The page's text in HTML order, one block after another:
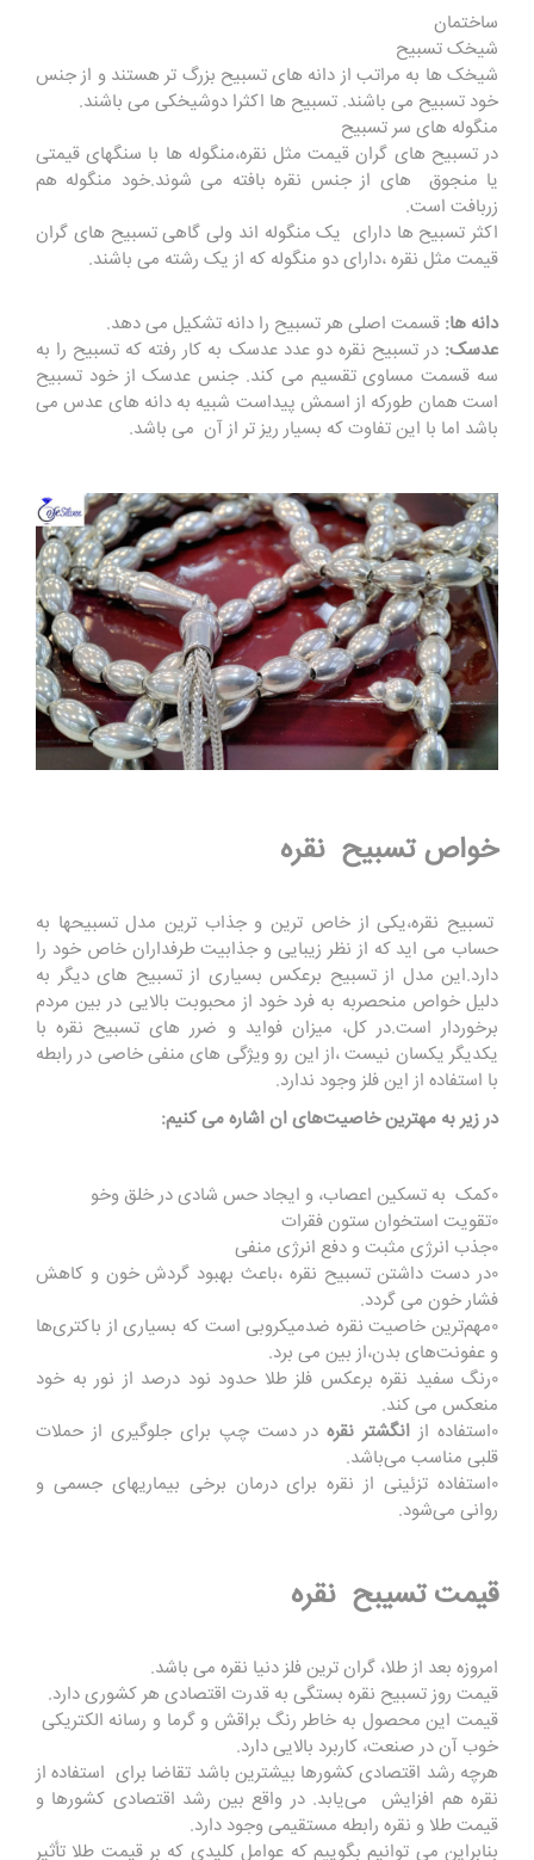
ساختمان
شیخک تسبیح
شیخک ها به مراتب از دانه های تسبیح بزرگ تر هستند و از جنس
خود تسبیح می باشند. تسبیح ها اکثرا دوشیخکی می باشند.
منگوله های سر تسبیح
در تسبیح های گران قیمت مثل نقره،منگوله ها با سنگهای قیمتی
یا منجوق های از جنس نقره بافته می شوند.خود منگوله هم
زربافت است.
اکثر تسبیح ها دارای یک منگوله اند ولی گاهی تسبیح های گران
قیمت مثل نقره ،دارای دو منگوله که از یک رشته می باشند.
دانه ها: قسمت اصلی هر تسبیح را دانه تشکیل می دهد.
عدسک: در تسبیح نقره دو عدد عدسک به کار رفته که تسبیح را به
سه قسمت مساوی تقسیم می کند. جنس عدسک از خود تسبیح
است همان طورکه از اسمش پیداست شبیه به دانه های عدس می
باشد اما با این تفاوت که بسیار ریز تر از آن می باشد.
خواص تسبیح نقره
تسبیح نقره،یکی از خاص ترین و جذاب ترین مدل تسبیحها به
حساب می اید که از نظر زیبایی و جذابیت طرفداران خاص خود را
دارد.این مدل از تسبیح برعکس بسیاری از تسبیح های دیگر به
دلیل خواص منحصربه به فرد خود از محبوبت بالایی در بین مردم
برخوردار است.در کل، میزان فواید و ضرر های تسبیح نقره با
یکدیگر یکسان نیست ،از این رو ویژگی های منفی خاصی در رابطه
با استفاده از این فلز وجود ندارد.
در زیر به مهترین خاصیت‌های ان اشاره می کنیم:
۰کمک به تسکین اعصاب، و ایجاد حس شادی در خلق وخو
۰تقویت استخوان ستون فقرات
۰جذب انرژی مثبت و دفع انرژی منفی
۰در دست داشتن تسبیح نقره ،باعث بهبود گردش خون و کاهش
فشار خون می گردد.
۰مهم‌ترین خاصیت نقره ضدمیکروبی است که بسیاری از باکتری‌ها
و عفونت‌های بدن،از بین می برد.
۰رنگ سفید نقره برعکس فلز طلا حدود نود درصد از نور به خود
منعکس می کند.
۰استفاده از
انگشتر نقرهدر دست چپ برای جلوگیری از حملات
قلبی مناسب می‌باشد.
۰استفاده تزئینی از نقره برای درمان برخی بیماریهای جسمی و
روانی می‌شود.
قیمت تسیبح نقره
امروزه بعد از طلا، گران ترین فلز دنیا نقره می باشد.
قیمت روز تسبیح نقره بستگی به قدرت اقتصادی هر کشوری دارد.
قیمت این محصول به خاطر رنگ براقش و گرما و رسانه الکتریکی
خوب آن در صنعت، کاربرد بالایی دارد.
هرچه رشد اقتصادی کشورها بیشترین باشد تقاضا برای استفاده از
نقره هم افزایش می‌یابد. در واقع بین رشد اقتصادی کشورها و
قیمت طلا و نقره رابطه مستقیمی وجود دارد.
بنابراین می توانیم بگوییم که عوامل کلیدی که بر قیمت طلا تأثیر